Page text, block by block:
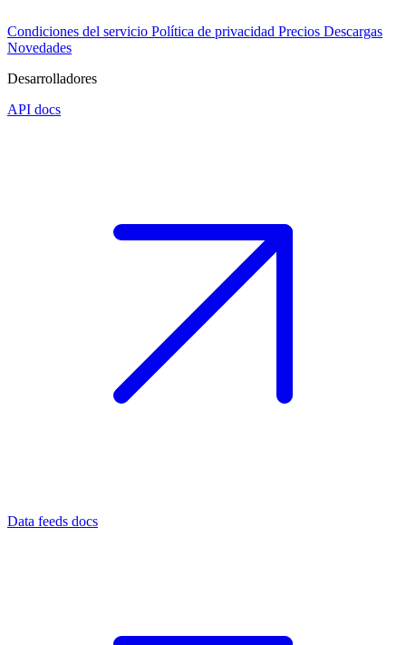
Condiciones del servicio Política de privacidad Precios Descargas
Novedades
Desarrolladores
API docs
Data feeds docs